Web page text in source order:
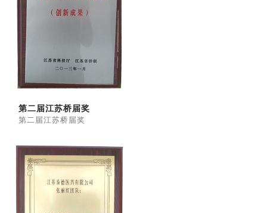
第二届江苏桥届奖
第二届江苏桥届奖